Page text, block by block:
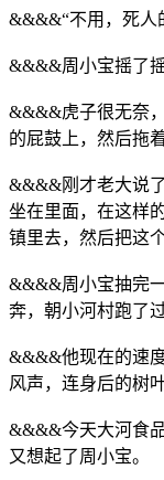
&&&&“不用，死人
&&&&周小宝摇了
&&&&虎子很无奈
的屁鼓上，然后拖
&&&&刚才老大说
坐在里面，在这样
镇里去，然后把这
&&&&周小宝抽完
奔，朝小河村跑了过
&&&&他现在的速
风声，连身后的树
&&&&今天大河食
又想起了周小宝。